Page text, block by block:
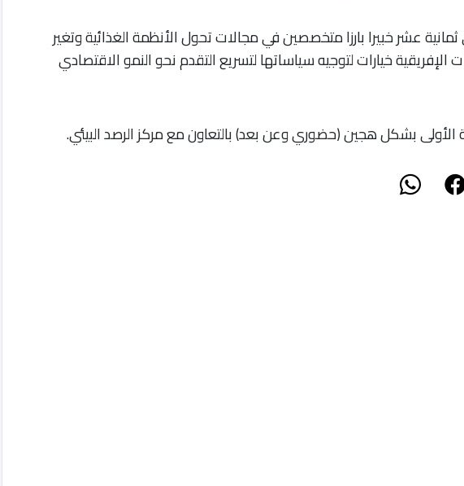
عشر خبيرا بارزا متخصصين في مجالات تحول الأنظمة الغذائية وتغير
الإفريقية خيارات لتوجيه سياساتها لتسريع التقدم نحو النمو الاقتصادي
الأولى بشكل هجين (حضوري وعن بعد) بالتعاون مع مركز الرصد البيئي.